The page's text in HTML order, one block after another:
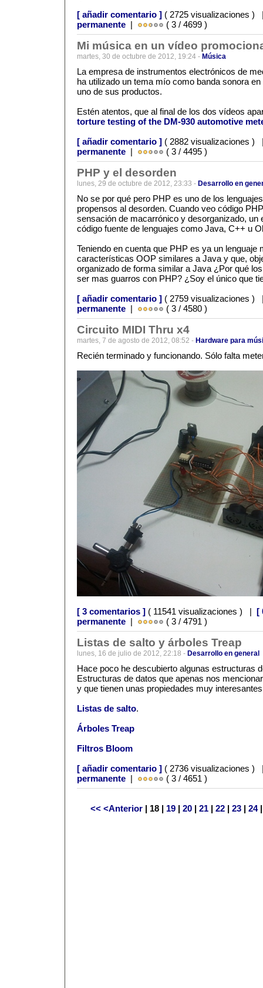
[ añadir comentario ] ( 2725 visualizaciones
permanente | ( 3 / 4699 )
Mi música en un vídeo
martes, 30 de octubre de 2012, 19:24 - Música
La empresa de instrumentos electrónicos de
ha utilizado un tema mío como banda sonora
uno de sus productos.
Estén atentos, que al final de los dos vídeos
torture testing of the DM-930 automotive
[ añadir comentario ] ( 2882 visualizaciones
permanente | ( 3 / 4495 )
PHP y el desorden
lunes, 29 de octubre de 2012, 23:33 - Desarrollo en
No se por qué pero PHP es uno de los
propensos al desorden. Cuando veo código
sensación de macarrónico y desorganizado, un
código fuente de lenguajes como Java, C++ u
Teniendo en cuenta que PHP es ya un lenguaje
características OOP similares a Java y que,
organizado de forma similar a Java ¿Por qué
ser mas guarros con PHP? ¿Soy el único que
[ añadir comentario ] ( 2759 visualizaciones
permanente | ( 3 / 4580 )
Circuito MIDI Thru x4
martes, 7 de agosto de 2012, 08:52 - Hardware para
Recién terminado y funcionando. Sólo falta
[ 3 comentarios ] ( 11541 visualizaciones ) | [
permanente | ( 3 / 4791 )
Listas de salto y árboles Treap
lunes, 16 de julio de 2012, 22:18 - Desarrollo en general
Hace poco he descubierto algunas estructuras
Estructuras de datos que apenas nos
y que tienen unas propiedades muy
Listas de salto.
Árboles Treap
Filtros Bloom
[ añadir comentario ] ( 2736 visualizaciones
permanente | ( 3 / 4651 )
<< <Anterior | 18 | 19 | 20 | 21 | 22 | 23 | 24